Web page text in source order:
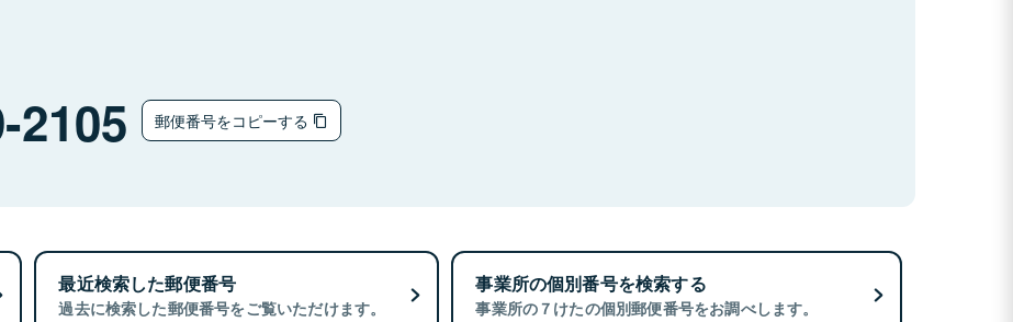
2105 郵便番号をコピーする
最近検索した郵便番号
過去に検索した郵便番号をご覧いただけます。
事業所の個別番号を検索する
事業所の７けたの個別郵便番号をお調べします。